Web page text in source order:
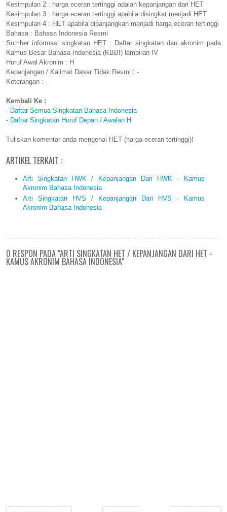
Kesimpulan 2 : harga eceran tertinggi adalah kepanjangan dari HET
Kesimpulan 3 : harga eceran tertinggi apabila disingkat menjadi HET
Kesimpulan 4 : HET apabila dipanjangkan menjadi harga eceran tertinggi
Bahasa : Bahasa Indonesia Resmi
Sumber informasi singkatan HET : Daftar singkatan dan akronim pada
Kamus Besar Bahasa Indonesia (KBBI) lampiran IV
Huruf Awal Akronim : H
Kepanjangan / Kalimat Dasar Tidak Resmi : -
Keterangan : -
Kembali Ke :
- Daftar Semua Singkatan Bahasa Indonesia
- Daftar Singkatan Huruf Depan / Awalan H
Tuliskan komentar anda mengenai HET (harga eceran tertinggi)!
ARTIKEL TERKAIT :
Arti Singkatan HWK / Kepanjangan Dari HWK - Kamus
Akronim Bahasa Indonesia
Arti Singkatan HVS / Kepanjangan Dari HVS - Kamus
Akronim Bahasa Indonesia
0 RESPON PADA "ARTI SINGKATAN HET / KEPANJANGAN DARI HET -
KAMUS AKRONIM BAHASA INDONESIA"